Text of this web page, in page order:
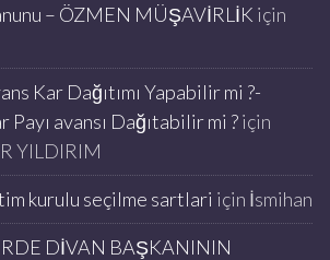
– ÖZMEN MÜŞAVİRLİK için
Kar Dağıtımı Yapabilir mi ?-
avansı Dağıtabilir mi ?için
YILDIRIM
kurulu seçilme sartlari için İsmihan
DİVAN BAŞKANININ